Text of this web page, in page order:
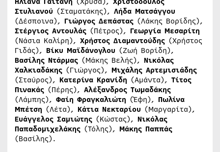
Στυλιανού (Σταματάκης), Λήδα Ματσάγγου
(Δέσποινα), Γιώργος Δεπάστας (Λάκης Βορίδης),
Στέργιος Αντουλάς (Πέτρος), Γεωργία Μεσαρίτη
(Νάσια Καλίρη), Χρήστος Διαμαντούδης (Χρήστος
Γιδάς), Βίκυ Μαϊδάνογλου (Ζωή Βορίδη),
Βασίλης Ντάρμας (Μάκης Βελής), Νικόλας
Χαλκιαδάκης (Γιώργος), Μιχάλης Αρτεμισιάδης
(Σταύρος), Κατερίνα Κρανίδη (Αμάντα), Τίτος
Πινακάς (Πέρης), Αλέξανδρος Τωμαδάκης
(Λάμπης), Φαίη Φραγκαλιώτη (Έφη), Πωλίνα
Μπέτση (Λέτα), Κάτια Νεκταρίου (Μαργαρίτα),
Ευάγγελος Σαμιώτης (Κώστας), Νικόλας
Παπαδομιχελάκης (Τόλης), Μάκης Παππάς
(Βασίλης).